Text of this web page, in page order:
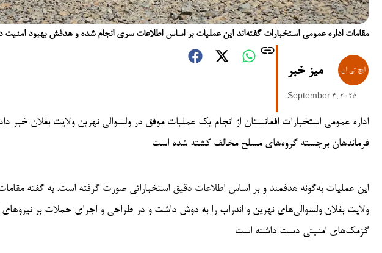
مقامات اداره عمومی استخبارات گفته‌اند این عملیات بر اساس اطلاعات سری انجام شده و هدفش بهبود امنیت
میز خبر
September 4, 2025
اداره عمومی استخبارات افغانستان از انجام یک عملیات موفق در ولسوالی نهرین ولایت بغلان خبر
فرماندهان برجسته گروه‌های مسلح مخالف کشته شده است
این عملیات به‌گونه هدفمند و بر اساس اطلاعات دقیق استخباراتی صورت گرفته است. به گفته
ولایت بغلان ولسوالی‌های نهرین و اندراب را به دوش داشت و در طراحی و اجرای حملات بر
گزمک‌های امنیتی دست داشته است